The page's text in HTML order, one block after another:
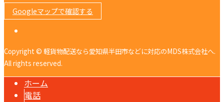
Googleマップで確認する
Copyright © 軽貨物配送なら愛知県半田市などに対応のMDS株式会社へ.
All rights reserved.
ホーム
電話